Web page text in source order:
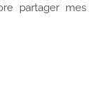
partager mes